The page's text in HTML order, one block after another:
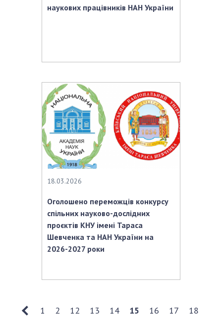
наукових працівників НАН України
18.03.2026
Оголошено переможців конкурсу
спільних науково-дослідних
проєктів КНУ імені Тараса
Шевченка та НАН України на
2026-2027 роки
1 2 12 13 14 15 16 17
18